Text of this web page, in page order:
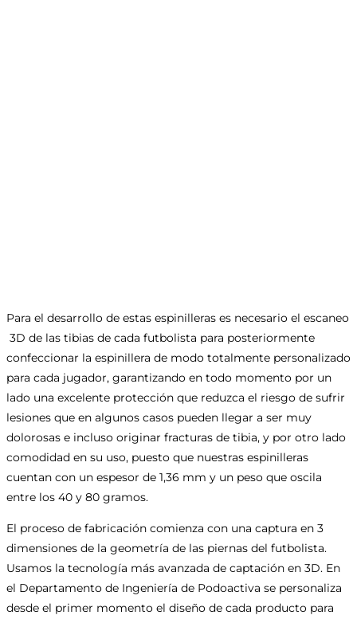
Para el desarrollo de estas espinilleras es necesario el escaneo
3D de las tibias de cada futbolista para posteriormente
confeccionar la espinillera de modo totalmente personalizado
para cada jugador, garantizando en todo momento por un
lado una excelente protección que reduzca el riesgo de sufrir
lesiones que en algunos casos pueden llegar a ser muy
dolorosas e incluso originar fracturas de tibia, y por otro lado
comodidad en su uso, puesto que nuestras espinilleras
cuentan con un espesor de 1,36 mm y un peso que oscila
entre los 40 y 80 gramos.
El proceso de fabricación comienza con una captura en 3
dimensiones de la geometría de las piernas del futbolista.
Usamos la tecnología más avanzada de captación en 3D. En
el Departamento de Ingeniería de Podoactiva se personaliza
desde el primer momento el diseño de cada producto para